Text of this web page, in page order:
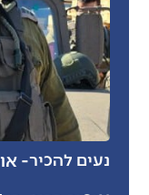
נעים להכיר-